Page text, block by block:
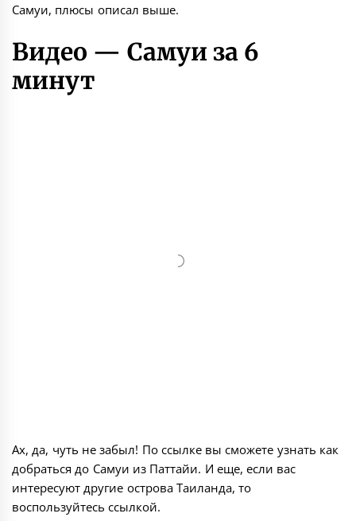
Самуи, плюсы описал выше.
Видео — Самуи за 6
минут
Ах, да, чуть не забыл! По ссылке вы сможете узнать как
добраться до Самуи из Паттайи. И еще, если вас
интересуют другие острова Таиланда, то
воспользуйтесь ссылкой.